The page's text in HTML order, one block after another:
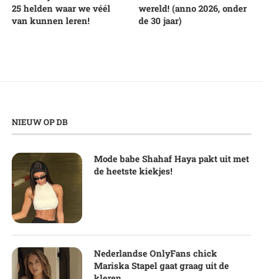
25 helden waar we véél
van kunnen leren!
wereld! (anno 2026, onder
de 30 jaar)
NIEUW OP DB
Mode babe Shahaf Haya pakt uit met
de heetste kiekjes!
Nederlandse OnlyFans chick
Mariska Stapel gaat graag uit de